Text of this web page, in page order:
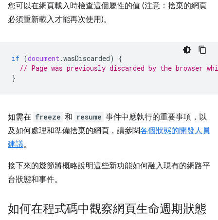
您可以在網頁載入時檢查這個屬性的值 (注意：捨棄的網頁
必須重新載入才能再次使用)。
if (document .wasDiscarded)
{
// Page was previously discarded by the browser
}
如需在 freeze 和 resume 事件中應執行的重要事項，以
及如何處理和準備捨棄的網頁，請參閱各個狀態的開發人員
建議。
接下來的幾節將概略說明這些新功能如何融入現有的網路平
台狀態和事件。
如何在程式碼中觀察網頁生命週期狀態